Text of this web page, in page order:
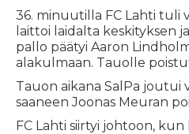
36. minuutilla FC Lahti tuli
laittoi laidalta keskityksen
pallo päätyi Aaron
alakulmaan. Tauolle
Tauon aikana SalPa joutui
saaneen Joonas Meuran
FC Lahti siirtyi johtoon,